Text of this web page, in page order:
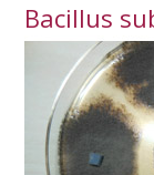
Bacillus